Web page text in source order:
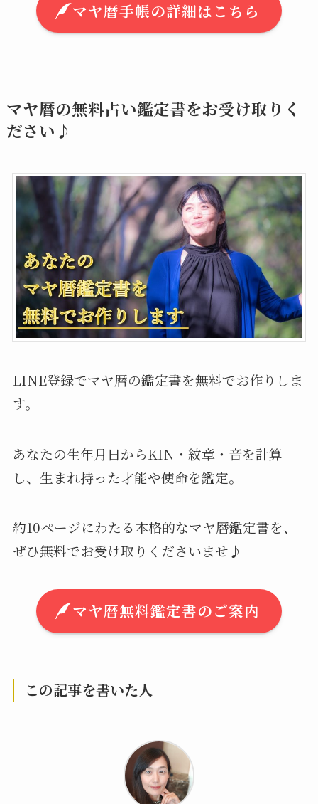
マヤ暦手帳の詳細はこちら
マヤ暦の無料占い鑑定書をお受け取りく
ださい♪
LINE登録でマヤ暦の鑑定書を無料でお作りしま
す。
あなたの生年月日からKIN・紋章・音を計算
し、生まれ持った才能や使命を鑑定。
約10ページにわたる本格的なマヤ暦鑑定書を、
ぜひ無料でお受け取りくださいませ♪
マヤ暦無料鑑定書のご案内
この記事を書いた人